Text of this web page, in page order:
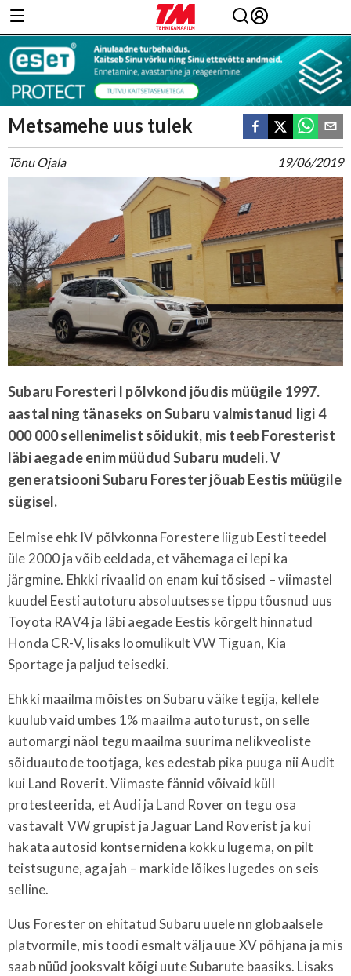
Metsamehe uus tulek
Tõnu Ojala 19/06/2019
Subaru Foresteri I põlvkond jõudis müügile 1997.
aastal ning tänaseks on Subaru valmistanud ligi 4
000 000 sellenimelist sõidukit, mis teeb Foresterist
läbi aegade enim müüdud Subaru mudeli. V
generatsiooni Subaru Forester jõuab Eestis müügile
sügisel.
Eelmise ehk IV põlvkonna Forestere liigub Eesti teedel
üle 2000 ja võib eeldada, et vähemaga ei lepi ka
järgmine. Ehkki rivaalid on enam kui tõsised – viimastel
kuudel Eesti autoturu absoluutsesse tippu tõusnud uus
Toyota RAV4 ja läbi aegade Eestis kõrgelt hinnatud
Honda CR-V, lisaks loomulikult VW Tiguan, Kia
Sportage ja paljud teisedki.
Ehkki maailma mõistes on Subaru väike tegija, kellele
kuulub vaid umbes 1% maailma autoturust, on selle
automargi näol tegu maailma suurima nelikveoliste
sõiduautode tootjaga, kes edestab pika puuga nii Audit
kui Land Roverit. Viimaste fännid võivaid küll
protesteerida, et Audi ja Land Rover on tegu osa
vastavalt VW grupist ja Jaguar Land Roverist ja kui
hakata autosid kontsernidena kokku lugema, on pilt
teistsugune, aga jah – markide lõikes lugedes on seis
selline.
Uus Forester on ehitatud Subaru uuele nn globaalsele
platvormile, mis toodi esmalt välja uue XV põhjana ja mis
saab nüüd jooksvalt kõigi uute Subarute baasiks. Lisaks